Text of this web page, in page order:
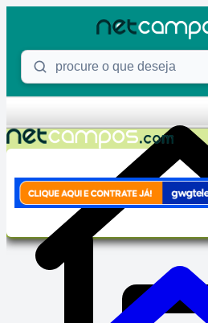
Procure o que deseja